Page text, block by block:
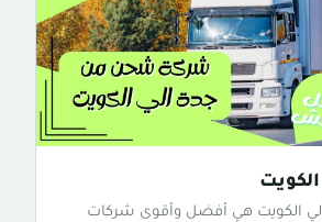
الكويت هي أفضل وأقوى شركات